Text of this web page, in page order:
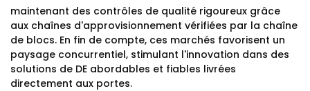
maintenant des contrôles de qualité rigoureux grâce
aux chaînes d'approvisionnement vérifiées par la chaîne
de blocs. En fin de compte, ces marchés favorisent un
paysage concurrentiel, stimulant l'innovation dans des
solutions de DE abordables et fiables livrées
directement aux portes.